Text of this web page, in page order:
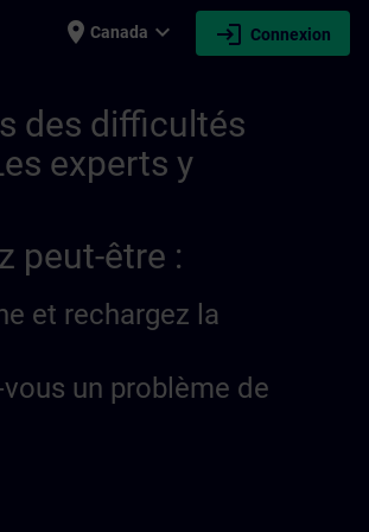
place Canada expand_more login Connexion
des difficultés
experts y
peut-être :
et rechargez la
un problème de